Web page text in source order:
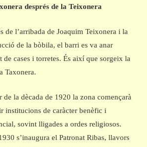
després de la Teixonera
de l’arribada de Joaquim Teixonera i la
de la bòbila, el barri es va anar
de cases i torretes. És així que sorgeix la
Taxonera.
de la dècada de 1920 la zona començarà
institucions de caràcter benèfic i
sovint lligades a ordes religiosos.
s’inaugura el Patronat Ribas, llavors